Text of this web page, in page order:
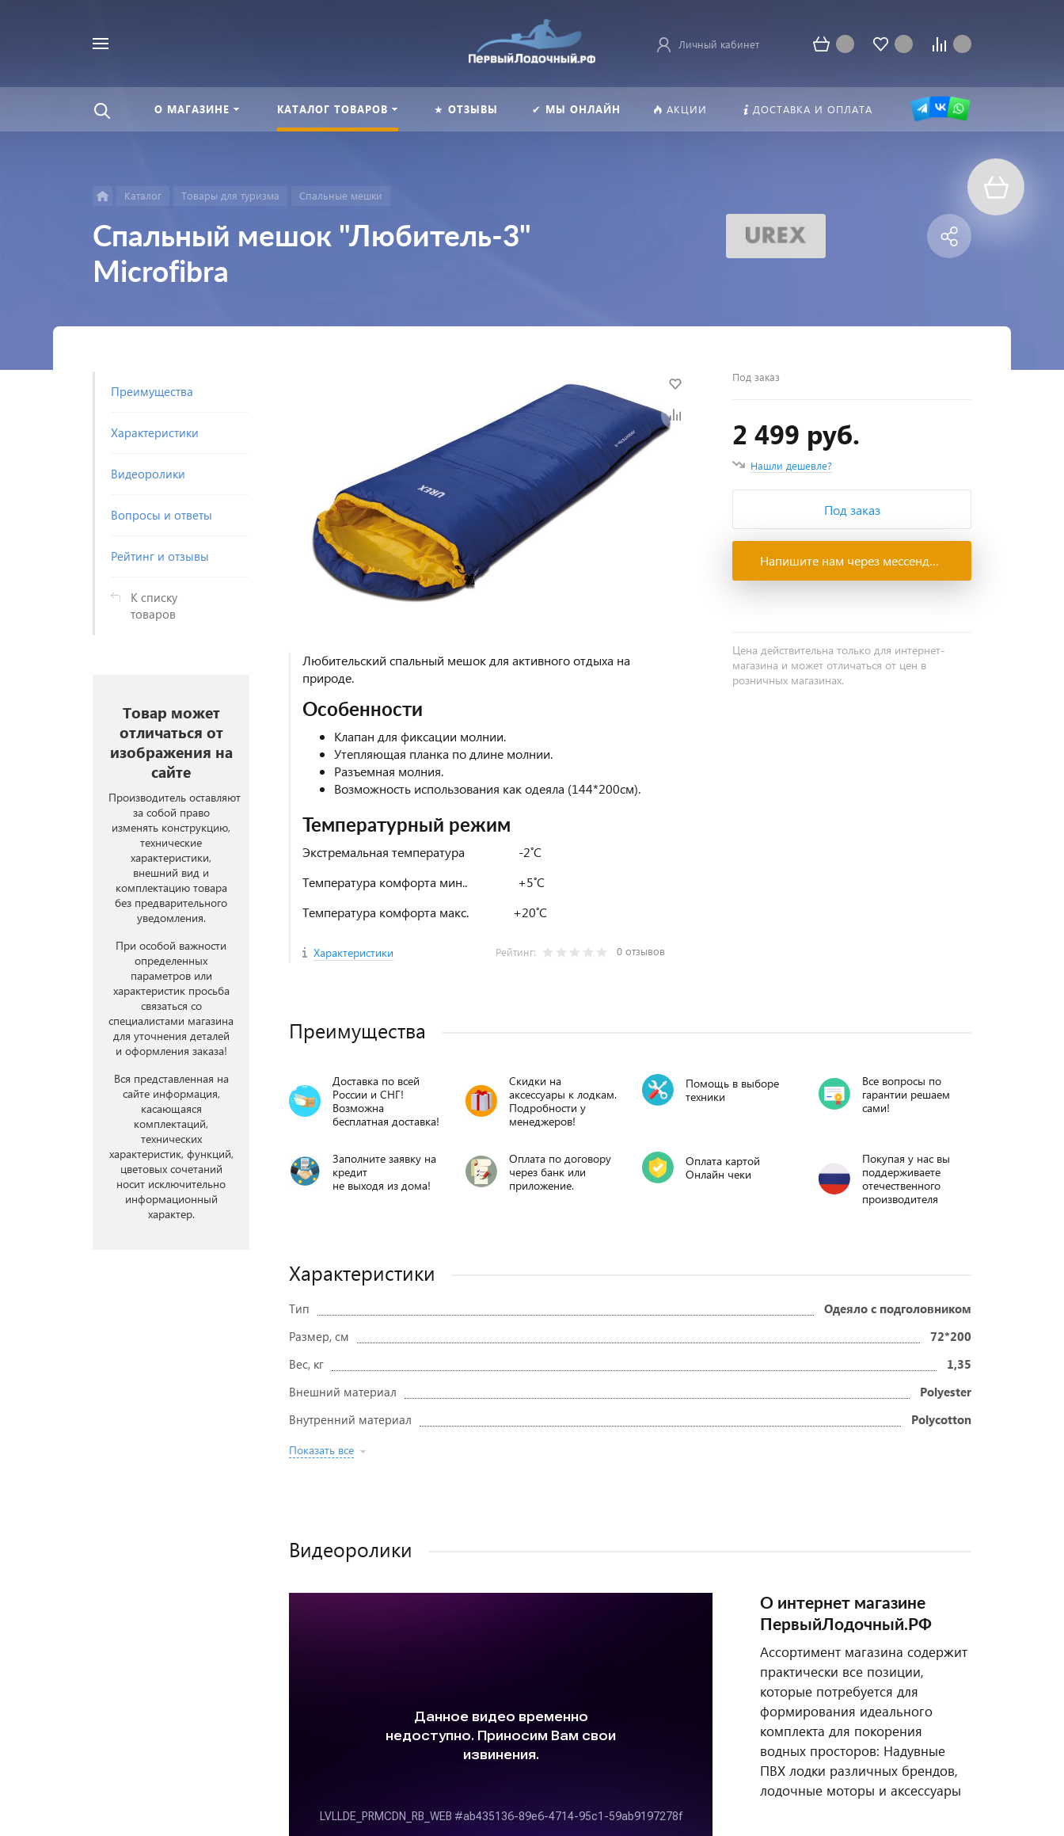
Личный кабинет
О МАГАЗИНЕ КАТАЛОГ ТОВАРОВ ★ ОТЗЫВЫ ✔ МЫ ОНЛАЙН АКЦИИ ДОСТАВКА И ОПЛАТА
Каталог Товары для туризма Спальные мешки
Спальный мешок "Любитель-3"
Microfibra
Преимущества
Характеристики
Видеоролики
Вопросы и ответы
Рейтинг и отзывы
К списку
товаров
Товар может
отличаться от
изображения на
сайте
Производитель оставляют
за собой право
изменять конструкцию,
технические
характеристики,
внешний вид и
комплектацию товара
без предварительного
уведомления.
При особой важности
определенных
параметров или
характеристик просьба
связаться со
специалистами магазина
для уточнения деталей
и оформления заказа!
Вся представленная на
сайте информация,
касающаяся
комплектаций,
технических
характеристик, функций,
цветовых сочетаний
носит исключительно
информационный
характер.
Любительский спальный мешок для активного отдыха на
природе.
Особенности
Клапан для фиксации молнии.
Утепляющая планка по длине молнии.
Разъемная молния.
Возможность использования как одеяла (144*200см).
Температурный режим
Экстремальная температура -2˚C
Температура комфорта мин.. +5˚C
Температура комфорта макс. +20˚C
Характеристики Рейтинг: 0 отзывов
Под заказ
2 499 руб.
Нашли дешевле?
Под заказ
Напишите нам через мессенджеры
Цена действительна только для интернет-
магазина и может отличаться от цен в
розничных магазинах.
Преимущества
Доставка по всей
России и СНГ!
Возможна
бесплатная доставка!
Скидки на
аксессуары к лодкам.
Подробности у
менеджеров!
Помощь в выборе
техники
Все вопросы по
гарантии решаем
сами!
Заполните заявку на
кредит
не выходя из дома!
Оплата по договору
через банк или
приложение.
Оплата картой
Онлайн чеки
Покупая у нас вы
поддерживаете
отечественного
производителя
Характеристики
Тип
Одеяло с подголовником
Размер, см
72*200
Вес, кг
1,35
Внешний материал
Polyester
Внутренний материал
Polycotton
Показать все
Видеоролики
О интернет магазине
ПервыйЛодочный.РФ
Ассортимент магазина содержит
практически все позиции,
которые потребуется для
формирования идеального
комплекта для покорения
водных просторов: Надувные
ПВХ лодки различных брендов,
лодочные моторы и аксессуары